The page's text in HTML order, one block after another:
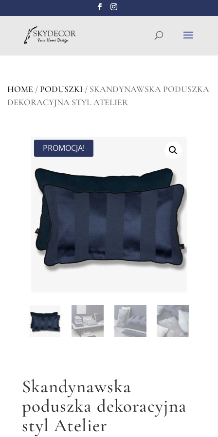
HOME / PODUSZKI / SKANDYNAWSKA PODUSZKA
DEKORACYJNA STYL ATELIER
PROMOCJA!
Skandynawska
poduszka dekoracyjna
styl Atelier